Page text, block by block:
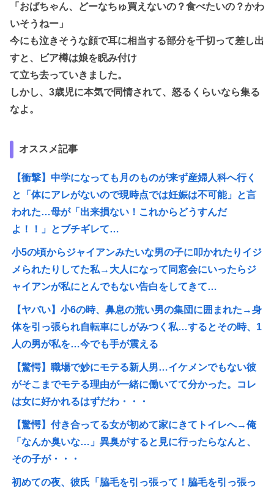
「おばちゃん、どーなちゅ買えないの？食べたいの？かわ
いそうねー」
今にも泣きそうな顔で耳に相当する部分を千切って差し出
すと、ビア樽は娘を睨み付け
て立ち去っていきました。
しかし、3歳児に本気で同情されて、怒るくらいなら集る
なよ。
オススメ記事
【衝撃】中学になっても月のものが来ず産婦人科へ行く
と「体にアレがないので現時点では妊娠は不可能」と言
われた…母が「出来損ない！これからどうすんだ
よ！！」とブチギレて…
小5の頃からジャイアンみたいな男の子に叩かれたりイジ
メられたりしてた私→大人になって同窓会にいったらジ
ャイアンが私にとんでもない告白をしてきて…
【ヤバい】小6の時、鼻息の荒い男の集団に囲まれた→身
体を引っ張られ自転車にしがみつく私…するとその時、1
人の男が私を…今でも手が震える
【驚愕】職場で妙にモテる新人男…イケメンでもない彼
がそこまでモテる理由が一緒に働いてて分かった。コレ
は女に好かれるはずだわ・・・
【驚愕】付き合ってる女が初めて家にきてトイレへ→俺
「なんか臭いな…」異臭がすると見に行ったらなんと、
その子が・・・
初めての夜、彼氏「脇毛を引っ張って！脇毛を引っ張っ